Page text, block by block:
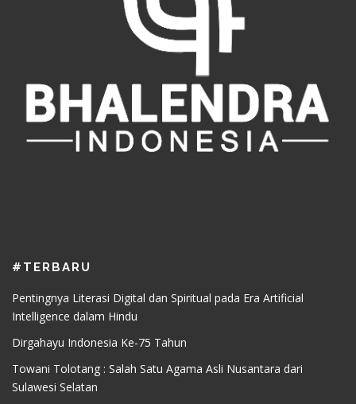
#TERBARU
Pentingnya Literasi Digital dan Spiritual pada Era Artificial
Intelligence dalam Hindu
Dirgahayu Indonesia Ke-75 Tahun
Towani Tolotang : Salah Satu Agama Asli Nusantara dari
Sulawesi Selatan